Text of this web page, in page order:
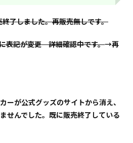
了しました。再販売無しです。
表記が変更 詳細確認中です。→再
が公式グッズのサイトから消え、
せんでした。 既に販売終了している